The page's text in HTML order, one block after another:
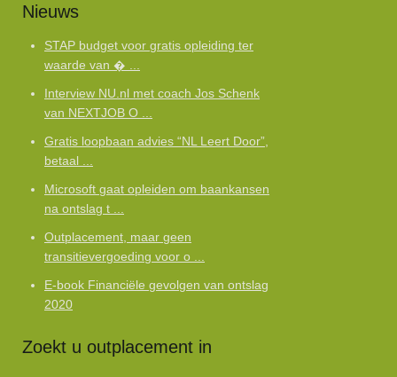
Nieuws
STAP budget voor gratis opleiding ter
waarde van � ...
Interview NU.nl met coach Jos Schenk
van NEXTJOB O ...
Gratis loopbaan advies “NL Leert Door”,
betaal ...
Microsoft gaat opleiden om baankansen
na ontslag t ...
Outplacement, maar geen
transitievergoeding voor o ...
E-book Financiële gevolgen van ontslag
2020
Zoekt u outplacement in